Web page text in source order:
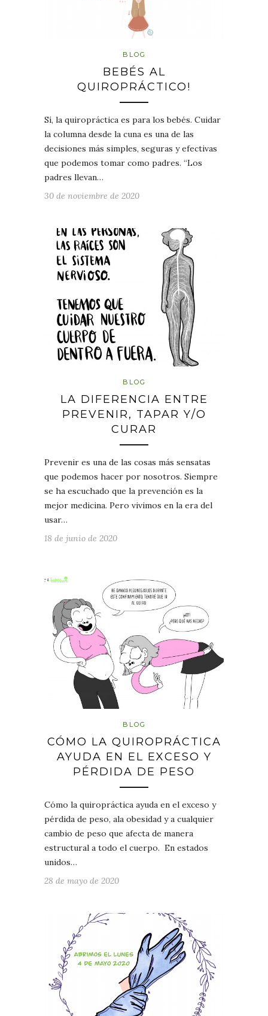
BLOG
BEBÉS AL
QUIROPRÁCTICO!
Sí, la quiropráctica es para los bebés. Cuidar
la columna desde la cuna es una de las
decisiones más simples, seguras y efectivas
que podemos tomar como padres. “Los
padres llevan…
30 de noviembre de 2020
BLOG
LA DIFERENCIA ENTRE
PREVENIR, TAPAR Y/O
CURAR
Prevenir es una de las cosas más sensatas
que podemos hacer por nosotros. Siempre
se ha escuchado que la prevención es la
mejor medicina. Pero vivimos en la era del
usar…
18 de junio de 2020
BLOG
CÓMO LA QUIROPRÁCTICA
AYUDA EN EL EXCESO Y
PÉRDIDA DE PESO
Cómo la quiropráctica ayuda en el exceso y
pérdida de peso, ala obesidad y a cualquier
cambio de peso que afecta de manera
estructural a todo el cuerpo. En estados
unidos…
28 de mayo de 2020